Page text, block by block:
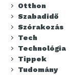
Otthon
Szabadidő
Szórakozás
Tech
Technológia
Tippek
Tudomány